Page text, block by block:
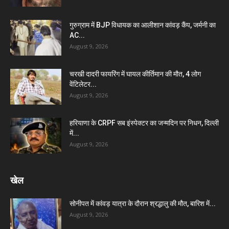
गुरुग्राम में BJP विधायक का आलीशान कांवड़ कैंप, जर्मनी का
AC...
August 9, 2026
चरखी दादरी फायरिंग में घायल कीर्तिमान की मौत, 4 लोग
वेंटिलेटर...
August 9, 2026
हरियाणा के CRPF सब इंस्पेक्टर का जन्मदिन पर निधन, दिल्ली
में...
August 9, 2026
खेल
सोनीपत में कांवड़ यात्रा के दौरान श्रद्धालु की मौत, बारिश में...
August 9, 2026